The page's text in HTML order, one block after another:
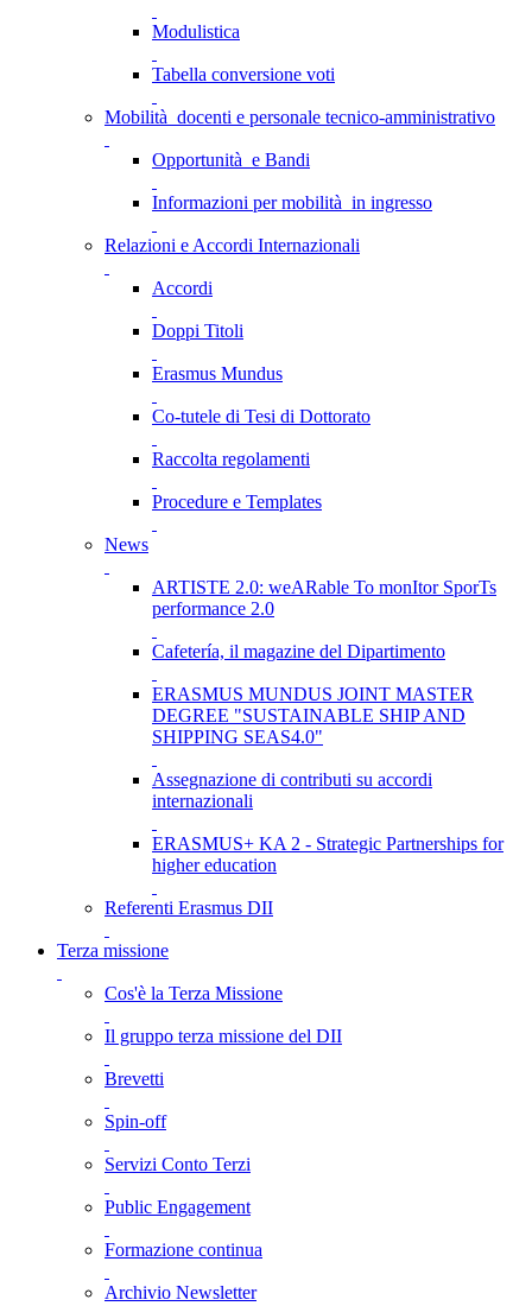
Modulistica
Tabella conversione voti
Mobilità docenti e personale tecnico-amministrativo
Opportunità e Bandi
Informazioni per mobilità in ingresso
Relazioni e Accordi Internazionali
Accordi
Doppi Titoli
Erasmus Mundus
Co-tutele di Tesi di Dottorato
Raccolta regolamenti
Procedure e Templates
News
ARTISTE 2.0: weARable To monItor SporTs
performance 2.0
Cafetería, il magazine del Dipartimento
ERASMUS MUNDUS JOINT MASTER
DEGREE "SUSTAINABLE SHIP AND
SHIPPING SEAS4.0"
Assegnazione di contributi su accordi
internazionali
ERASMUS+ KA 2 - Strategic Partnerships for
higher education
Referenti Erasmus DII
Terza missione
Cos'è la Terza Missione
Il gruppo terza missione del DII
Brevetti
Spin-off
Servizi Conto Terzi
Public Engagement
Formazione continua
Archivio Newsletter